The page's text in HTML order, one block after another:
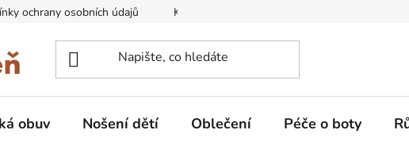
ochrany osobních údajů Kontakty na prodejny
obuv Nošení dětí Oblečení Péče o boty